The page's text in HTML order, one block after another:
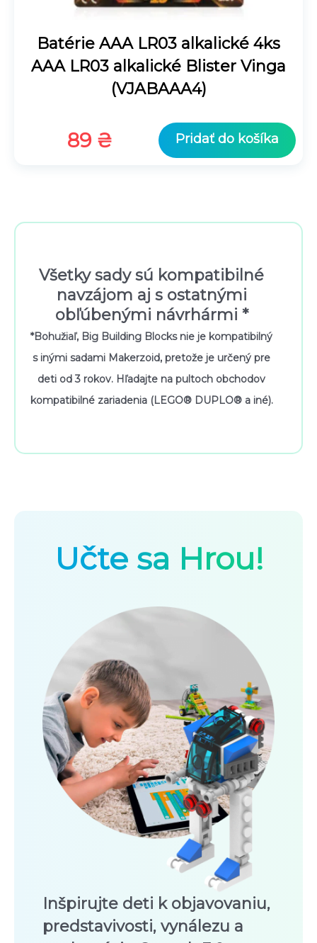
Batérie AAA LR03 alkalické 4ks
AAA LR03 alkalické Blister Vinga
(VJABAAA4)
89 ₴ Pridať do košíka
Všetky sady sú kompatibilné
navzájom aj s ostatnými
obľúbenými návrhármi *
*Bohužiaľ, Big Building Blocks nie je kompatibilný
s inými sadami Makerzoid, pretože je určený pre
deti od 3 rokov. Hľadajte na pultoch obchodov
kompatibilné zariadenia (LEGO® DUPLO® a iné).
Učte sa Hrou!
Inšpirujte deti k objavovaniu,
predstavivosti, vynálezu a